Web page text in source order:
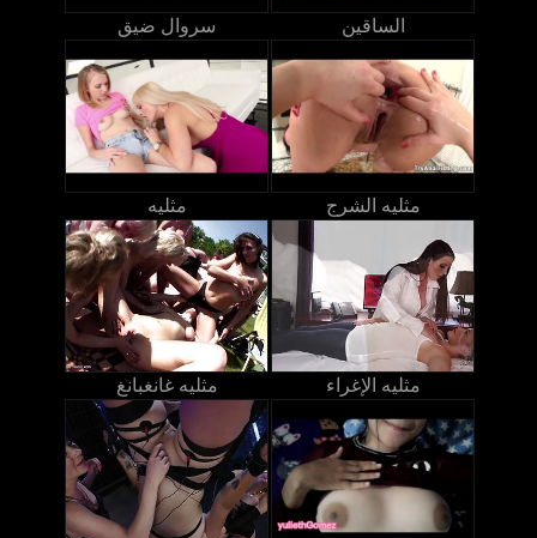
سروال ضيق الساقين
مثليه مثليه الشرج
مثليه غانغبانغ مثليه الإغراء